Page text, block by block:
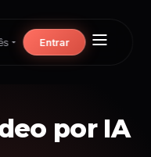
Entrar
por IA